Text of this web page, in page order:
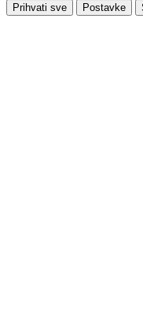
Prihvati sve Postavke